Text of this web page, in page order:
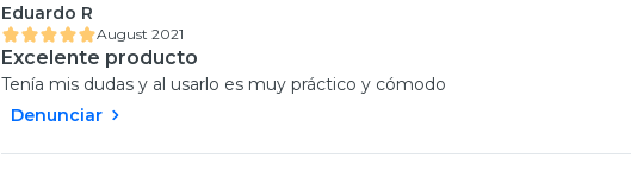
Eduardo R
August 2021
Excelente producto
Tenía mis dudas y al usarlo es muy práctico y cómodo
Denunciar